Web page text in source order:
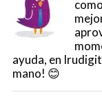
ayuda, en
mano! 😊